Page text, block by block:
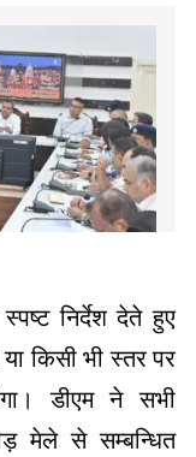
निर्देश देते हुए
किसी भी स्तर पर
डीएम ने सभी
मेले से सम्बन्धित